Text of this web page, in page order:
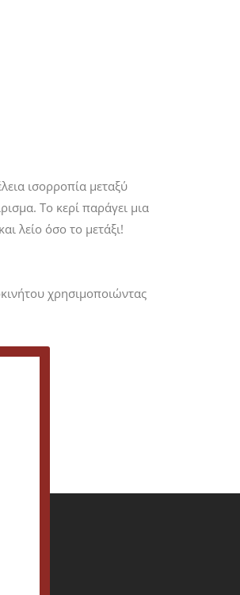
ισορροπία μεταξύ
Το κερί παράγει μια
λείο όσο το μετάξι!
χρησιμοποιώντας